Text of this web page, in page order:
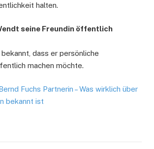
halten.
seine Freundin öffentlich
dass er persönliche
machen möchte.
Fuchs Partnerin – Was wirklich über
bekannt ist